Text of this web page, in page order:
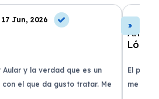
17 Jun, 2026
y la verdad que es un
el que da gusto tratar. Me
El
me